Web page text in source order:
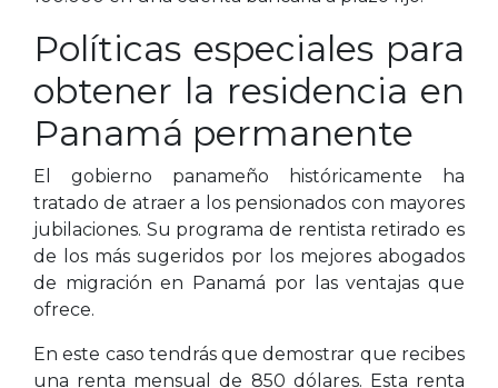
Políticas especiales para
obtener la residencia en
Panamá permanente
El gobierno panameño históricamente ha
tratado de atraer a los pensionados con mayores
jubilaciones. Su programa de rentista retirado es
de los más sugeridos por los mejores abogados
de migración en Panamá por las ventajas que
ofrece.
En este caso tendrás que demostrar que recibes
una renta mensual de 850 dólares. Esta renta